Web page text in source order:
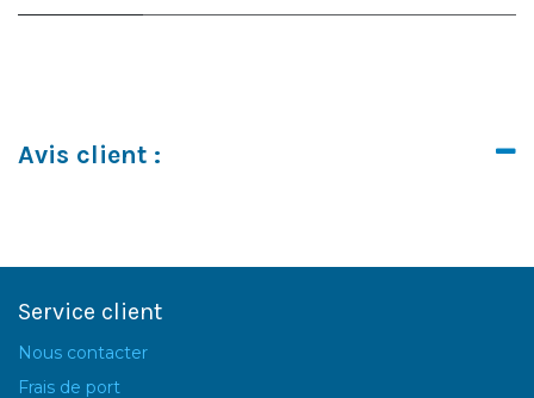
Avis client :
Service client
Nous contacter
Frais de port